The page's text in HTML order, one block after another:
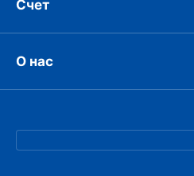
Счет
О нас